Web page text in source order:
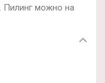
Пилинг можно на